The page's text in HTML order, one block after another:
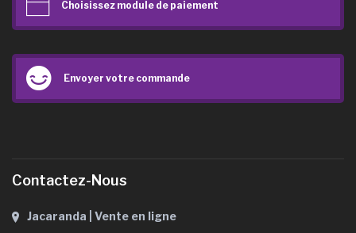
Choisissez module de paiement
Envoyer votre commande
Contactez-Nous
Jacaranda | Vente en ligne